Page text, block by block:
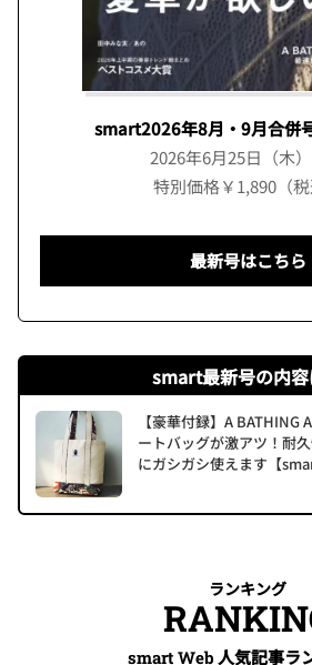
smart2026年8月・9月合併
2026年6月25日（木
特別価格￥1,890（税
最新号はこちら
smart最新号の内容
【豪華付録】A BATHING
ートバッグが激アツ！耐
にガシガシ使えます【
ランキング
smart Web 人気記事ラ